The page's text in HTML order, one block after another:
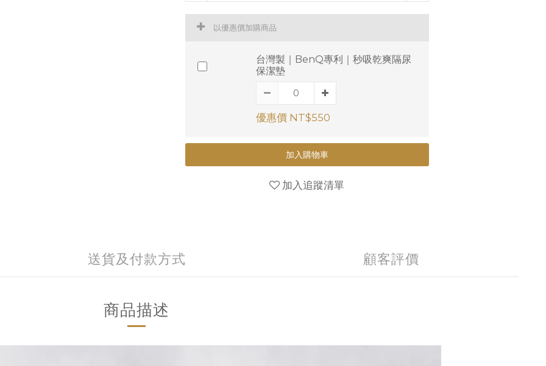
以優惠價加購商品
台灣製｜BenQ專利｜秒吸乾爽隔尿
保潔墊
優惠價 NT$550
加入購物車
加入追蹤清單
送貨及付款方式 顧客評價
商品描述